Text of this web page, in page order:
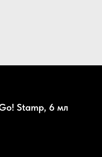
Stamp, 6 мл